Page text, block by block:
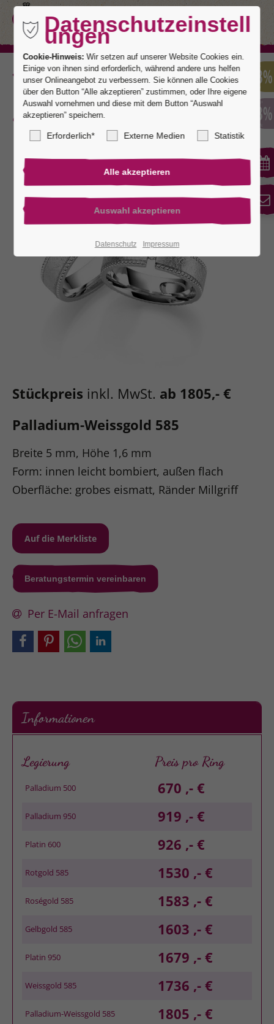
Zurück
Wertheim 7
Stückpreis inkl. MwSt. ab 1805,- €
Palladium-Weissgold 585
Breite 5 mm, Höhe 1,6 mm
Form: innen leicht bombiert, außen flach
Oberfläche: grobes eismatt, Ränder Millgriff
Beratungstermin vereinbaren
Per E-Mail anfragen
Informationen
Legierung Preis pro Ring
Palladium 500 670 ,- €
Palladium 950 919 ,- €
Platin 600 926 ,- €
Rotgold 585 1530 ,- €
Roségold 585 1583 ,- €
Gelbgold 585 1603 ,- €
Platin 950 1679 ,- €
Weissgold 585 1736 ,- €
Palladium-Weissgold 585 1805 ,- €
Datenschutzeinstell
ungen
Cookie-Hinweis: Wir setzen auf unserer Website Cookies ein.
Einige von ihnen sind erforderlich, während andere uns helfen
unser Onlineangebot zu verbessern. Sie können alle Cookies
über den Button “Alle akzeptieren” zustimmen, oder Ihre eigene
Auswahl vornehmen und diese mit dem Button “Auswahl
akzeptieren” speichern.
Erforderlich* Externe Medien Statistik
Datenschutz Impressum